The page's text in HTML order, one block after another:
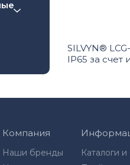
SILVYN®
IP65 за счет
Компания
Наши бренды
Каталоги